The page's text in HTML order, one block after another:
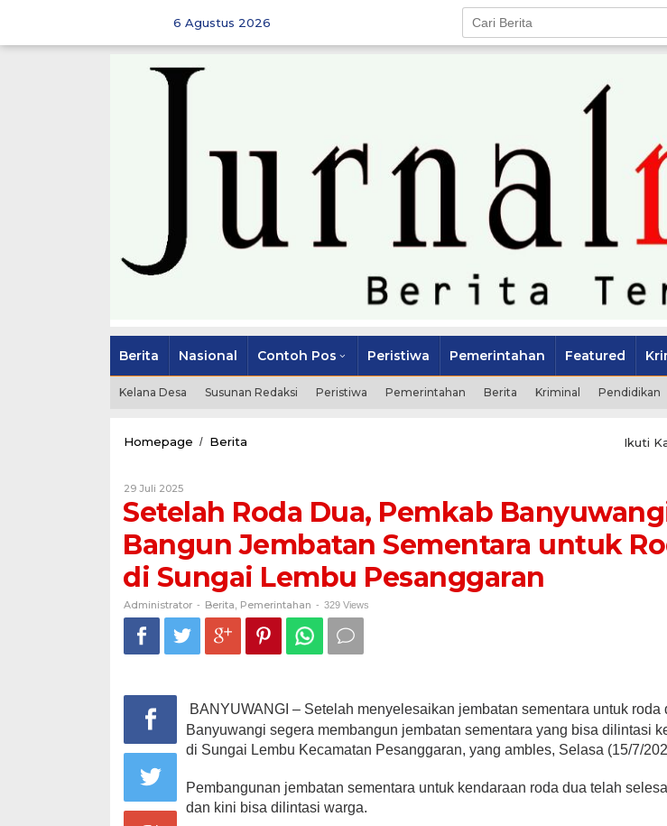
6 Agustus 2026
Berita Nasional Contoh Pos Peristiwa Pemerintahan Featured
Kelana Desa Susunan Redaksi Peristiwa Pemerintahan Berita Kriminal Pendidikan
Homepage / Berita
Banyuwangi
Segera
Bangun
Jembatan
Sementara
untuk
Roda
Empat
Sungai
Ikuti
29 Juli 2025Oleh
Administrator
Setelah Roda Dua, Pemkab
Bangun Jembatan Sementara untuk
di Sungai Lembu Pesanggaran
Administrator - Berita Pemerintahan - 329 Views
BANYUWANGI – Setelah menyelesaikan jembatan sementara untuk roda
Banyuwangi segera membangun jembatan sementara yang bisa dilintasi
di Sungai Lembu Kecamatan Pesanggaran, yang ambles, Selasa (15/7/
Pembangunan jembatan sementara untuk kendaraan roda dua telah
dan kini bisa dilintasi warga.